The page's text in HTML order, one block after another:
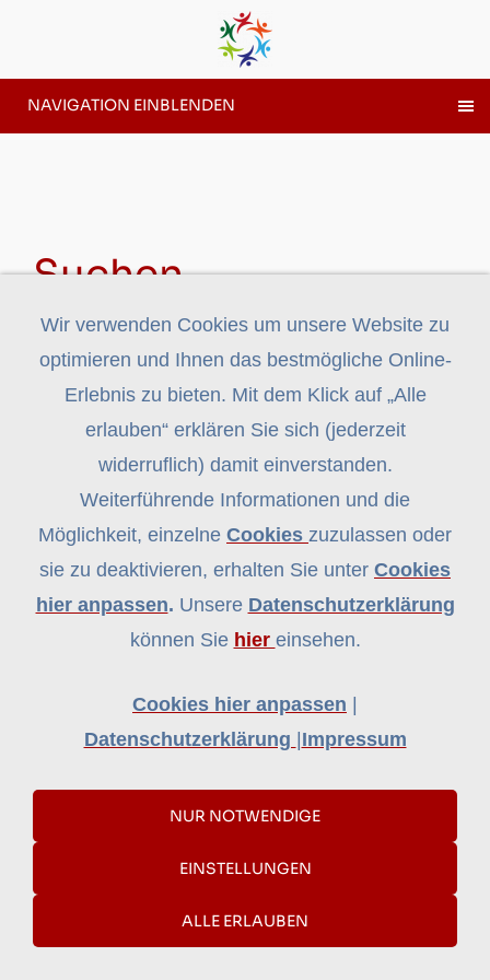
NAVIGATION EINBLENDEN
Suchen
IMPRESSUM DATENSCHUTZERKLÄRUNG COOKIES
Wir verwenden Cookies um unsere Website zu
optimieren und Ihnen das bestmögliche Online-
Erlebnis zu bieten. Mit dem Klick auf „Alle
erlauben“ erklären Sie sich (jederzeit
widerruflich) damit einverstanden.
Weiterführende Informationen und die
Möglichkeit, einzelne Cookies zuzulassen oder
sie zu deaktivieren, erhalten Sie unter Cookies
hier anpassen. Unsere Datenschutzerklärung
können Sie hier einsehen.
Cookies hier anpassen
Datenschutzerklärung Impressum
NUR NOTWENDIGE
EINSTELLUNGEN
ALLE ERLAUBEN